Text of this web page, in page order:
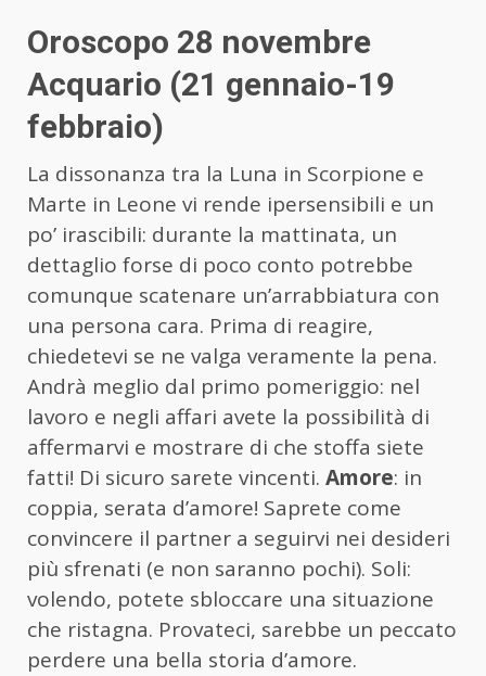
Oroscopo 28 novembre
Acquario (21 gennaio-19
febbraio)
La dissonanza tra la Luna in Scorpione e
Marte in Leone vi rende ipersensibili e un
po’ irascibili: durante la mattinata, un
dettaglio forse di poco conto potrebbe
comunque scatenare un’arrabbiatura con
una persona cara. Prima di reagire,
chiedetevi se ne valga veramente la pena.
Andrà meglio dal primo pomeriggio: nel
lavoro e negli affari avete la possibilità di
affermarvi e mostrare di che stoffa siete
fatti! Di sicuro sarete vincenti. Amore: in
coppia, serata d’amore! Saprete come
convincere il partner a seguirvi nei desideri
più sfrenati (e non saranno pochi). Soli:
volendo, potete sbloccare una situazione
che ristagna. Provateci, sarebbe un peccato
perdere una bella storia d’amore.